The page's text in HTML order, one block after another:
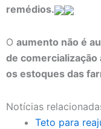
remédios.
O aumento não é
de comercialização
os estoques das
Notícias
Teto para